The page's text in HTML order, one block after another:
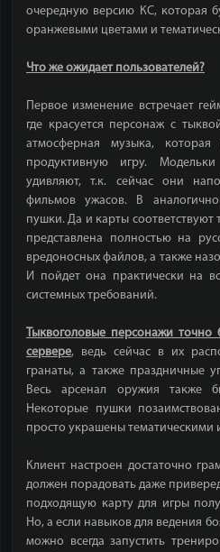
очередную версию КС, которая
оранжевыми цветами и
Что же ожидает пользователей?
Первое изменение встречает
где красуется персонаж с
атмосферная музыка, которая
продуктивную игру.
удивляют, т.к. сейчас они
фильмов ужасов. В
пушки. Да и карты соответствуют
представлена полностью на
вредоносных файлов, а также
И пойдет она практически на
системных требований.
Тыквоголовые персонажи
сервере, ведь сейчас в их
гранаты, а также праздничные
Весь арсенал оружия также
Некоторые пушки
просто украшены тематическими
Клиент настроен достаточно
должен порадовать даже
подходящую карту для игры
Но, а если навыков для ведения
можно всегда запустить